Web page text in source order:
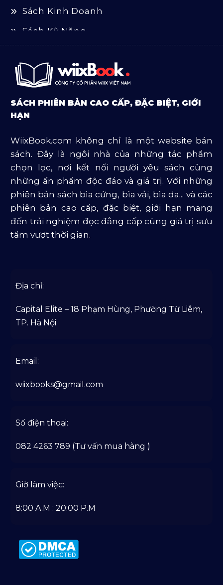
Sách Kinh Doanh
Sách Kỹ Năng
Sách Ngoại Văn
Sách Tôn Giáo
Sản Phẩm Mở Bán
Văn Học Và Lịch Sử
SÁCH PHIÊN BẢN CAO CẤP, ĐẶC BIỆT, GIỚI
HẠN
WiixBook.com không chỉ là một website bán
sách. Đây là ngôi nhà của những tác phẩm
chọn lọc, nơi kết nối người yêu sách cùng
những ấn phẩm độc đáo và giá trị. Với những
phiên bản sách bìa cứng, bìa vải, bìa da... và các
phiên bản cao cấp, đặc biệt, giới hạn mang
đến trải nghiệm đọc đẳng cấp cùng giá trị sưu
tầm vượt thời gian.
Địa chỉ:
Capital Elite – 18 Phạm Hùng, Phường Từ Liêm,
TP. Hà Nội
Email:
wiixbooks@gmail.com
Số điện thoại:
082 4263 789 (Tư vấn mua hàng )
Giờ làm việc:
8:00 A.M : 20:00 P.M